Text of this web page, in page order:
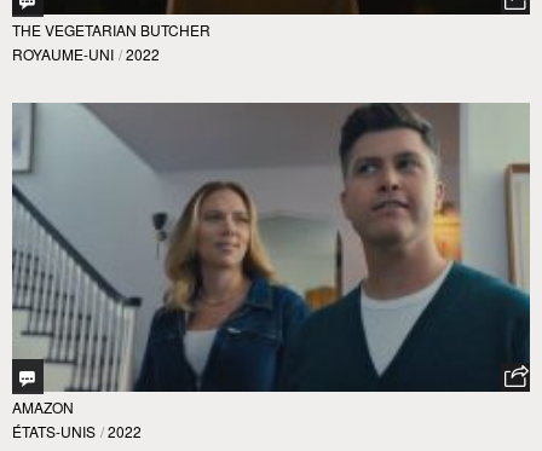
THE VEGETARIAN BUTCHER
ROYAUME-UNI / 2022
AMAZON
ÉTATS-UNIS / 2022